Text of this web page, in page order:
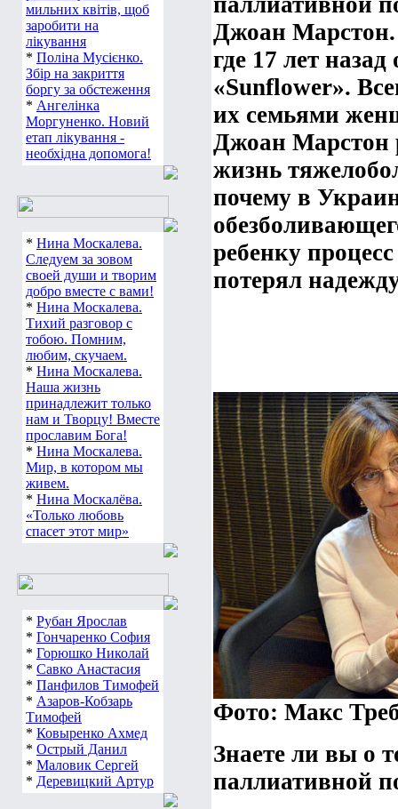
мильних квітів, щоб
заробити на
лікування
* Поліна Мусієнко.
Збір на закриття
боргу за обстеження
* Ангелінка
Моргуненко. Новий
етап лікування -
необхідна допомога!
* Нина Москалева.
Следуем за зовом
своей души и творим
добро вместе с вами!
* Нина Москалева.
Тихий разговор с
тобою. Помним,
любим, скучаем.
* Нина Москалева.
Наша жизнь
принадлежит только
нам и Творцу! Вместе
прославим Бога!
* Нина Москалева.
Мир, в котором мы
живем.
* Нина Москалёва.
«Только любовь
спасет этот мир»
* Рубан Ярослав
* Гончаренко София
* Горюшко Николай
* Савко Анастасия
* Панфилов Тимофей
* Азаров-Кобзарь
Тимофей
* Ковыренко Ахмед
* Острый Данил
* Маловик Сергей
* Деревицкий Артур
Джоан
где 17 лет
«Sunflower».
их семьями
Джоан Марстон
жизнь
почему в
ребенку
потерял
Фото: Макс
Знаете ли вы о
паллиативной